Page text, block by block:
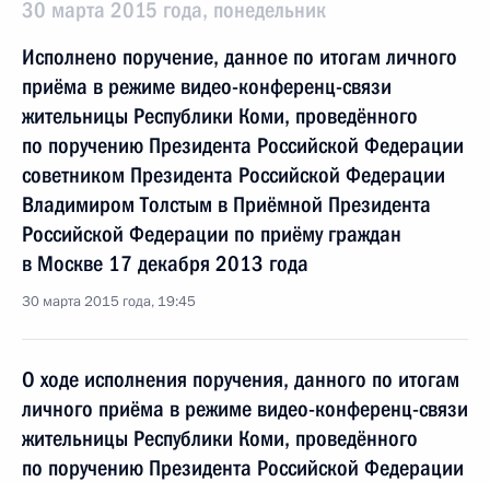
30 марта 2015 года, понедельник
Исполнено поручение, данное по итогам личного
приёма в режиме видео-конференц-связи
жительницы Республики Коми, проведённого
по поручению Президента Российской Федерации
советником Президента Российской Федерации
Владимиром Толстым в Приёмной Президента
Российской Федерации по приёму граждан
в Москве 17 декабря 2013 года
30 марта 2015 года, 19:45
О ходе исполнения поручения, данного по итогам
личного приёма в режиме видео-конференц-связи
жительницы Республики Коми, проведённого
по поручению Президента Российской Федерации